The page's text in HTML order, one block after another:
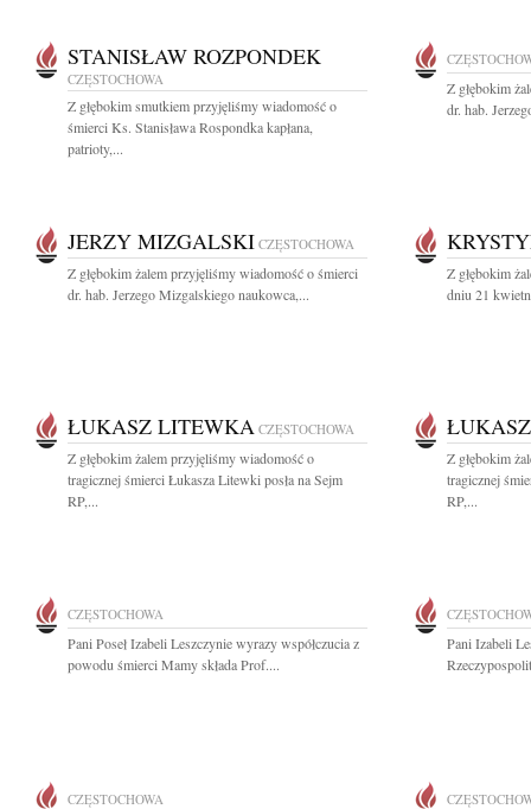
STANISŁAW ROZPONDEK
CZĘSTOCHOWA
Z głębokim smutkiem przyjęliśmy wiadomość o
śmierci Ks. Stanisława Rospondka kapłana,
patrioty,...
Z głębokim
dr. hab.
JERZY MIZGALSKI CZĘSTOCHOWA
Z głębokim żalem przyjęliśmy wiadomość o śmierci
dr. hab. Jerzego Mizgalskiego naukowca,...
Z głębokim
dniu 21
ŁUKASZ LITEWKA CZĘSTOCHOWA
Z głębokim żalem przyjęliśmy wiadomość o
tragicznej śmierci Łukasza Litewki posła na Sejm
RP,...
Z głębokim
tragicznej
RP,...
CZĘSTOCHOWA
Pani Poseł Izabeli Leszczynie wyrazy współczucia z
powodu śmierci Mamy składa Prof....
Pani Izabeli
CZĘSTOCHOWA